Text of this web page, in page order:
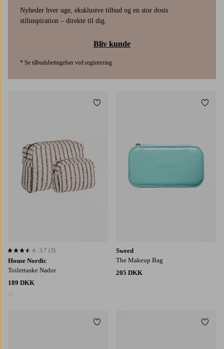
Nyheder hver uge, eksklusive tilbud og en stor dosis
stilinspiration – direkte til dig.
Bliv kunde
* Se tilbudsbetingelser ved registrering
House Nordic
Toilettaske Nador
189 DKK
3,7 baseret på 3 bedømmelser
3,7 (3)
Tilføj til favoritter
Sweed
The Makeup Bag
205 DKK
Tilføj til favoritter